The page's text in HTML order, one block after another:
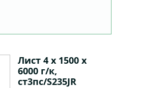
Лист 4 х 1500 х
6000 г/к,
ст3пс/S235JR